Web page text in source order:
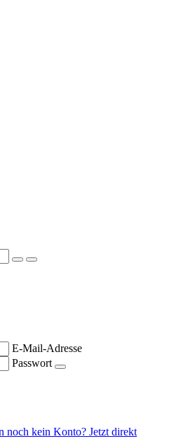
E-Mail-Adresse
Passwort
noch kein Konto? Jetzt direkt